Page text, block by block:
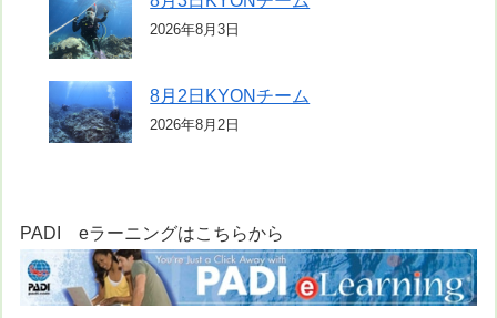
2026年8月3日
8月2日KYONチーム
2026年8月2日
PADI eラーニングはこちらから